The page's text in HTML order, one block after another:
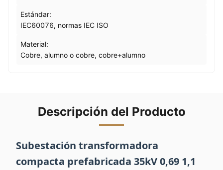
Estándar:
IEC60076, normas IEC ISO
Material:
Cobre, alumno o cobre, cobre+alumno
Descripción del Producto
Subestación transformadora
compacta prefabricada 35kV 0,69 1,1